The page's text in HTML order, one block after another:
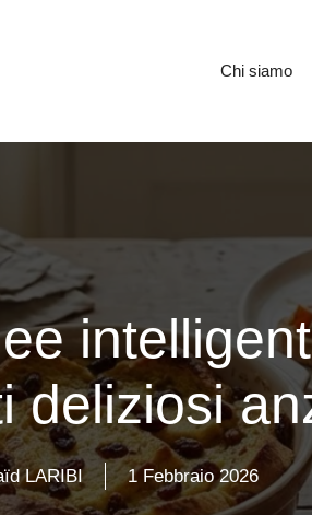
Chi siamo
deliziosi
LARIBI 1 Febbraio 2026